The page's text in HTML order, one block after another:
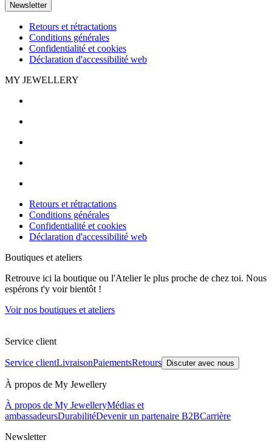
Newsletter
Retours et rétractations
Conditions générales
Confidentialité et cookies
Déclaration d'accessibilité web
MY JEWELLERY
Retours et rétractations
Conditions générales
Confidentialité et cookies
Déclaration d'accessibilité web
Boutiques et ateliers
Retrouve ici la boutique ou l'Atelier le plus proche de chez toi. Nous
espérons t'y voir bientôt !
Voir nos boutiques et ateliers
Service client
Service clientLivraisonPaiementsRetours Discuter avec nous
À propos de My Jewellery
À propos de My JewelleryMédias et
ambassadeursDurabilitéDevenir un partenaire B2BCarrière
Newsletter